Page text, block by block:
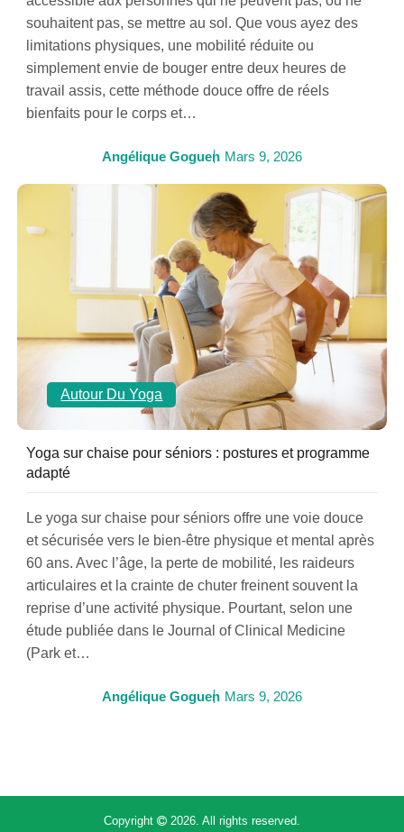
souhaitent pas, se mettre au sol. Que vous ayez des
limitations physiques, une mobilité réduite ou
simplement envie de bouger entre deux heures de
travail assis, cette méthode douce offre de réels
bienfaits pour le corps et…
Angélique Goguen Mars 9, 2026
Autour Du Yoga
Yoga sur chaise pour séniors : postures et programme
adapté
Le yoga sur chaise pour séniors offre une voie douce
et sécurisée vers le bien-être physique et mental après
60 ans. Avec l’âge, la perte de mobilité, les raideurs
articulaires et la crainte de chuter freinent souvent la
reprise d’une activité physique. Pourtant, selon une
étude publiée dans le Journal of Clinical Medicine
(Park et…
Angélique Goguen Mars 9, 2026
Copyright 2026. All rights reserved.